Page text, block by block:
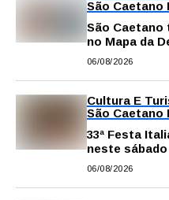
São Caetano
São Caetano
no Mapa da
06/08/2026
Cultura E
São Caetano
33ª Festa
neste
novidades
06/08/2026